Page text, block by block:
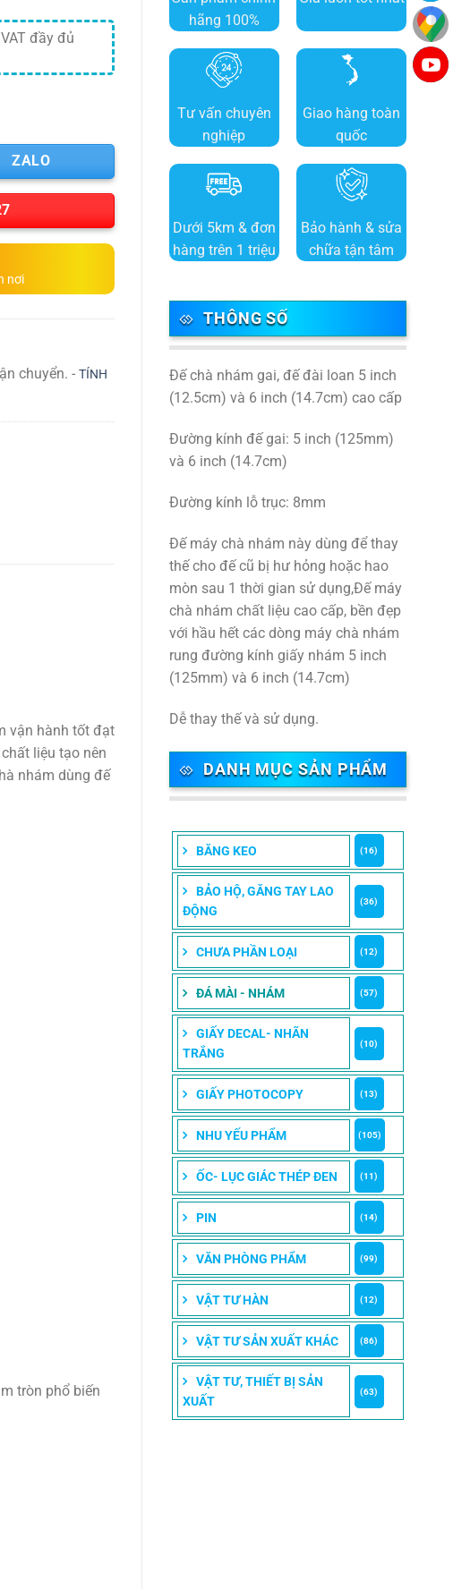
hãng 100%
Tư vấn chuyên
nghiệp
Giao hàng toàn
quốc
Dưới 5km & đơn
hàng trên 1 triệu
Bảo hành & sửa
chữa tận tâm
THÔNG SỐ
Đế chà nhám gai, đế đài loan 5 inch
(12.5cm) và 6 inch (14.7cm) cao cấp
Đường kính đế gai: 5 inch (125mm)
và 6 inch (14.7cm)
Đường kính lỗ trục: 8mm
Đế máy chà nhám này dùng để thay
thế cho đế cũ bị hư hỏng hoặc hao
mòn sau 1 thời gian sử dụng,Đế máy
chà nhám chất liệu cao cấp, bền đẹp
với hầu hết các dòng máy chà nhám
rung đường kính giấy nhám 5 inch
(125mm) và 6 inch (14.7cm)
Dễ thay thế và sử dụng.
DANH MỤC SẢN PHẨM
BĂNG KEO (16)
BẢO HỘ, GĂNG TAY LAO
ĐỘNG
(36)
CHƯA PHẦN LOẠI (12)
ĐÁ MÀI - NHÁM (57)
GIẤY DECAL- NHÃN
TRẮNG
(10)
GIẤY PHOTOCOPY (13)
NHU YẾU PHẨM (105)
ỐC- LỤC GIÁC THÉP ĐEN (11)
PIN (14)
VĂN PHÒNG PHẨM (99)
VẬT TƯ HÀN (12)
VẬT TƯ SẢN XUẤT KHÁC (86)
VẬT TƯ, THIẾT BỊ SẢN
XUẤT
(63)
đầy đủ
ZALO
nơi
chuyển. - TÍNH
vận hành tốt đạt
liệu tạo nên
nhám dùng đế
tròn phổ biến